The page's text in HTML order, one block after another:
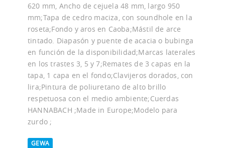
620 mm, Ancho de cejuela 48 mm, largo 950
mm;Tapa de cedro maciza, con soundhole en la
roseta;Fondo y aros en Caoba;Mástil de arce
tintado. Diapasón y puente de acacia o bubinga
en función de la disponibilidad;Marcas laterales
en los trastes 3, 5 y 7;Remates de 3 capas en la
tapa, 1 capa en el fondo;Clavijeros dorados, con
lira;Pintura de poliuretano de alto brillo
respetuosa con el medio ambiente;Cuerdas
HANNABACH ;Made in Europe;Modelo para
zurdo ;
GEWA